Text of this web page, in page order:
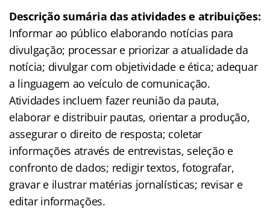
Descrição sumária das atividades e atribuições:
Informar ao público elaborando notícias para
divulgação; processar e priorizar a atualidade da
notícia; divulgar com objetividade e ética; adequar
a linguagem ao veículo de comunicação.
Atividades incluem fazer reunião da pauta,
elaborar e distribuir pautas, orientar a produção,
assegurar o direito de resposta; coletar
informações através de entrevistas, seleção e
confronto de dados; redigir textos, fotografar,
gravar e ilustrar matérias jornalísticas; revisar e
editar informações.